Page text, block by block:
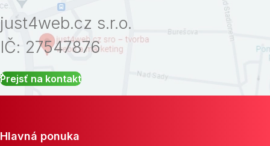
just4web.cz s.r.o.
IČ: 27547876
Prejsť na kontakt
Hlavná ponuka